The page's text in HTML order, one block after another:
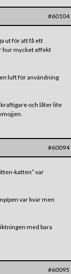
#60104
ut för att få ett
hur mycket effekt
luft för användning
och låter lite
#60094
katten” var
var kvar men
med bara
#60095